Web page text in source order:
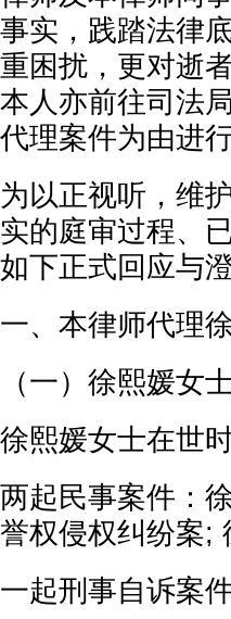
事实，践踏法律
重困扰，更对逝
本人亦前往司法
代理案件为由进
为以正视听，维
实的庭审过程、
如下正式回应与澄
一、本律师代理
（一）徐熙媛女
徐熙媛女士在世
两起民事案件：
誉权侵权纠纷案;
一起刑事自诉案